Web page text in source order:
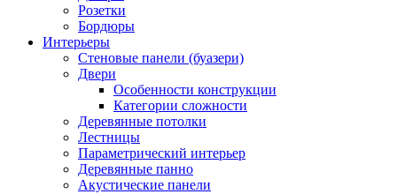
Розетки
Бордюры
Интерьеры
Стеновые панели (буазери)
Двери
Особенности конструкции
Категории сложности
Деревянные потолки
Лестницы
Параметрический интерьер
Деревянные панно
Акустические панели